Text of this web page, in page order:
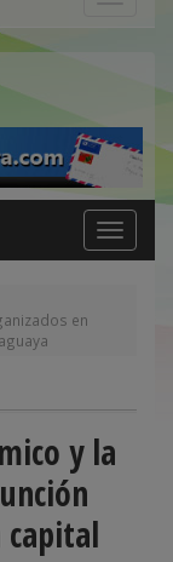
Toggle
navigation
en
y la
capital